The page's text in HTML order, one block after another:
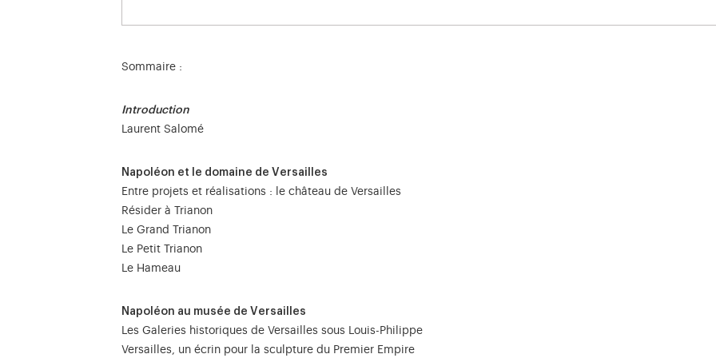
Sommaire :
Introduction
Laurent Salomé
Napoléon et le domaine de Versailles
Entre projets et réalisations : le château de Versailles
Résider à Trianon
Le Grand Trianon
Le Petit Trianon
Le Hameau
Napoléon au musée de Versailles
Les Galeries historiques de Versailles sous Louis-Philippe
Versailles, un écrin pour la sculpture du Premier Empire